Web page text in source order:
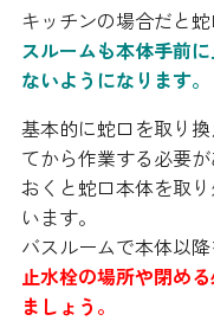
キッチンの場合だと
スルームも本体手前
ないようになります。
基本的に蛇口を取り
てから作業する必要
おくと蛇口本体を取
います。
バスルームで本体以
止水栓の場所や閉め
ましょう。